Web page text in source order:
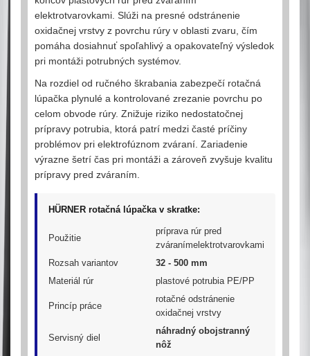
elektrotvarovkami. Slúži na presné odstránenie
oxidačnej vrstvy z povrchu rúry v oblasti zvaru, čím
pomáha dosiahnuť spoľahlivý a opakovateľný výsledok
pri montáži potrubných systémov.
Na rozdiel od ručného škrabania zabezpečí rotačná
lúpačka plynulé a kontrolované zrezanie povrchu po
celom obvode rúry. Znižuje riziko nedostatočnej
prípravy potrubia, ktorá patrí medzi časté príčiny
problémov pri elektrofúznom zváraní. Zariadenie
výrazne šetrí čas pri montáži a zároveň zvyšuje kvalitu
prípravy pred zváraním.
HÜRNER rotačná lúpačka v skratke:
Použitie
príprava rúr pred
zváranímelektrotvarovkami
Rozsah variantov
32 - 500 mm
Materiál rúr
plastové potrubia PE/PP
Princíp práce
rotačné odstránenie
oxidačnej vrstvy
Servisný diel
náhradný obojstranný
nôž